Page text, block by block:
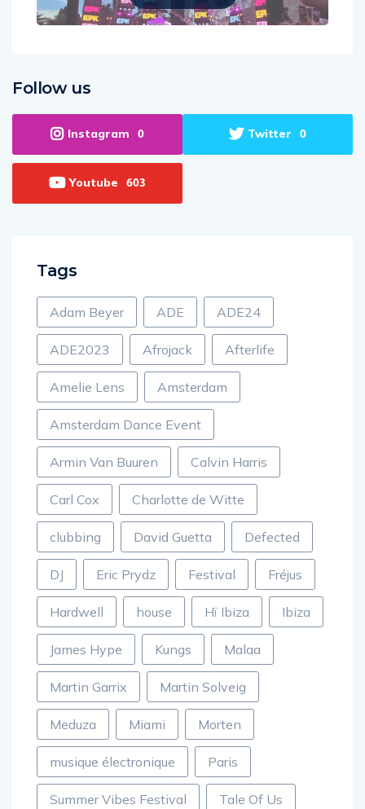
Follow us
Instagram 0 Twitter 0
Youtube 603
Tags
Adam Beyer ADE ADE24
ADE2023 Afrojack Afterlife
Amelie Lens Amsterdam
Amsterdam Dance Event
Armin Van Buuren Calvin Harris
Carl Cox Charlotte de Witte
clubbing David Guetta Defected
DJ Eric Prydz Festival Fréjus
Hardwell house Hï Ibiza Ibiza
James Hype Kungs Malaa
Martin Garrix Martin Solveig
Meduza Miami Morten
musique électronique Paris
Summer Vibes Festival Tale Of Us